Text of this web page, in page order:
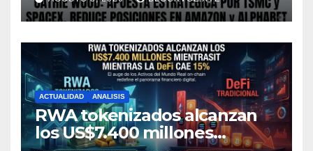
Amazon y Alphabet
ACTUALIDAD ANALISIS
RWA tokenizados alcanzan
los US$7.400 millones